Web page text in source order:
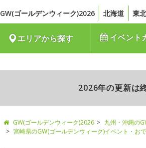
GW(ゴールデンウィーク)2026 北海道 東北
エリアから探す イベント
2026年の更新は
GW(ゴールデンウィーク)2026
九州・沖縄の
宮崎県のGW(ゴールデンウィーク)イベント・お